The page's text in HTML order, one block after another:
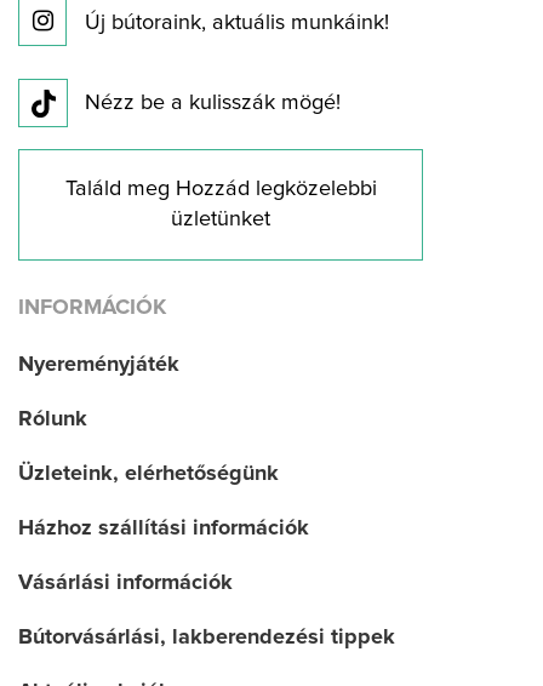
Új bútoraink, aktuális munkáink!
Nézz be a kulisszák mögé!
Találd meg Hozzád legközelebbi
üzletünket
INFORMÁCIÓK
Nyereményjáték
Rólunk
Üzleteink, elérhetőségünk
Házhoz szállítási információk
Vásárlási információk
Bútorvásárlási, lakberendezési tippek